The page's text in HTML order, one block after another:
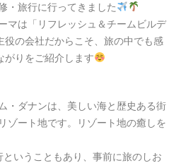
・旅行に行ってきました
マは「リフレッシュ＆チームビルデ
役の会社だからこそ、旅の中でも感
がりをご紹介します
・ダナンは、美しい海と歴史ある街
ゾート地です。リゾート地の癒しを
いうこともあり、事前に旅のしお